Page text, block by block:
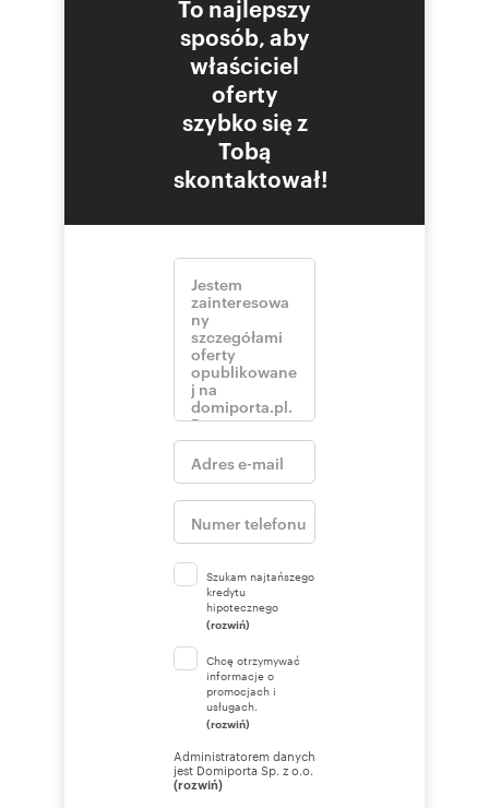
To najlepszy
sposób, aby
właściciel
oferty
szybko się z
Tobą
skontaktował!
Szukam najtańszego
kredytu
hipotecznego
(rozwiń)
Chcę otrzymywać
informacje o
promocjach i
usługach.
(rozwiń)
Administratorem danych
jest Domiporta Sp. z o.o.
(rozwiń)